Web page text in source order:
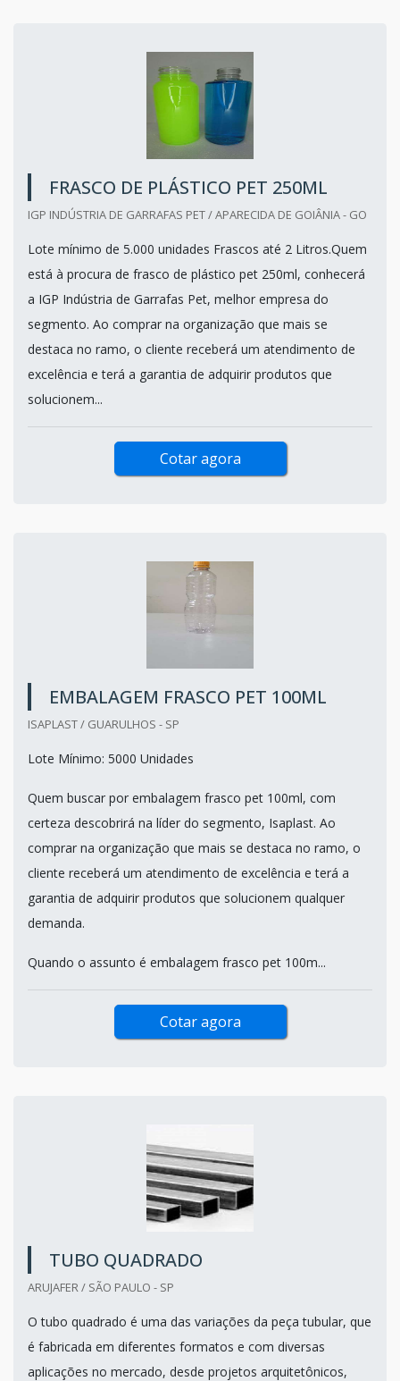
FRASCO DE PLÁSTICO PET 250ML
IGP INDÚSTRIA DE GARRAFAS PET / APARECIDA DE GOIÂNIA - GO
Lote mínimo de 5.000 unidades Frascos até 2 Litros.Quem
está à procura de frasco de plástico pet 250ml, conhecerá
a IGP Indústria de Garrafas Pet, melhor empresa do
segmento. Ao comprar na organização que mais se
destaca no ramo, o cliente receberá um atendimento de
excelência e terá a garantia de adquirir produtos que
solucionem...
Cotar agora
EMBALAGEM FRASCO PET 100ML
ISAPLAST / GUARULHOS - SP
Lote Mínimo: 5000 Unidades
Quem buscar por embalagem frasco pet 100ml, com
certeza descobrirá na líder do segmento, Isaplast. Ao
comprar na organização que mais se destaca no ramo, o
cliente receberá um atendimento de excelência e terá a
garantia de adquirir produtos que solucionem qualquer
demanda.
Quando o assunto é embalagem frasco pet 100m...
Cotar agora
TUBO QUADRADO
ARUJAFER / SÃO PAULO - SP
O tubo quadrado é uma das variações da peça tubular, que
é fabricada em diferentes formatos e com diversas
aplicações no mercado, desde projetos arquitetônicos,